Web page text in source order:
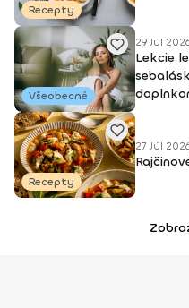
Recepty
Všeobecné
29 Júl
Lekcie
Recepty
27 Júl